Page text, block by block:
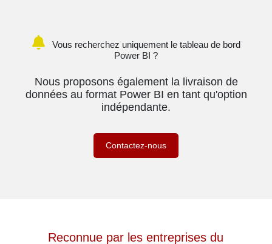
Vous recherchez uniquement le tableau de bord
Power BI ?
Nous proposons également la livraison de
données au format Power BI en tant qu'option
indépendante.
Contactez-nous
Reconnue par les entreprises du